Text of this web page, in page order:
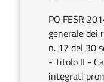
PO FESR
generale dei
n. 17 del 30
- Titolo II -
integrati